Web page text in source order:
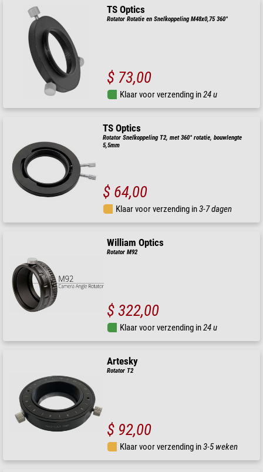
TS Optics
Rotator Rotatie en Snelkoppeling M48x0,75 360°
$ 73,00
Klaar voor verzending in24 u
TS Optics
Rotator Snelkoppeling T2, met 360° rotatie, bouwlengte
5,5mm
$ 64,00
Klaar voor verzending in3-7 dagen
William Optics
Rotator M92
$ 322,00
Klaar voor verzending in24 u
Artesky
Rotator T2
$ 92,00
Klaar voor verzending in3-5 weken